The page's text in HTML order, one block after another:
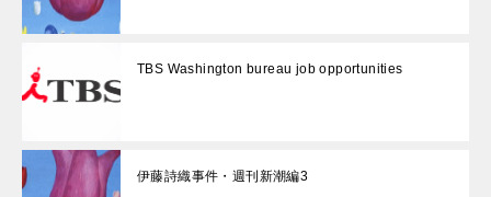
TBS Washington bureau job opportunities
伊藤詩織事件・週刊新潮編3